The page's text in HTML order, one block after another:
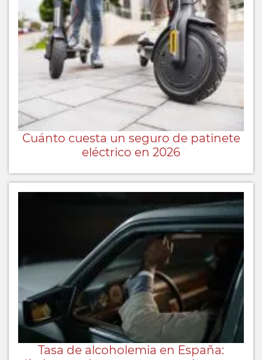
Cuánto cuesta un seguro de patinete
eléctrico en 2026
Tasa de alcoholemia en España: